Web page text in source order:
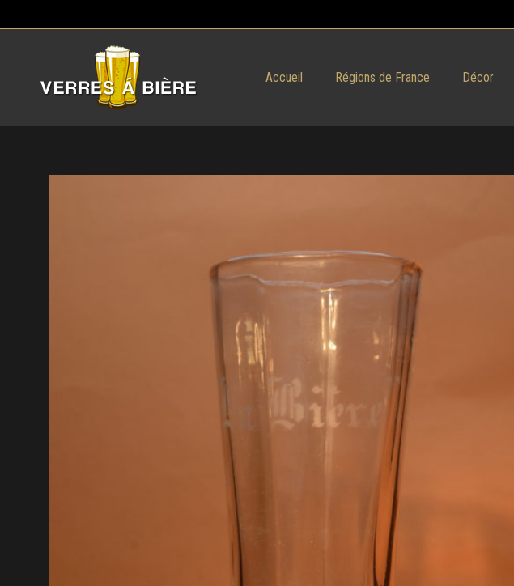
Accueil Régions de France Décor